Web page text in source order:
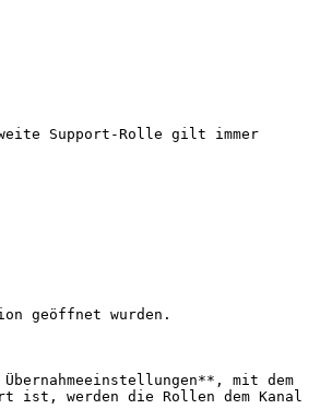
Support-Rolle gilt immer
geöffnet wurden.
mit dem
ist, werden die Rollen dem Kanal